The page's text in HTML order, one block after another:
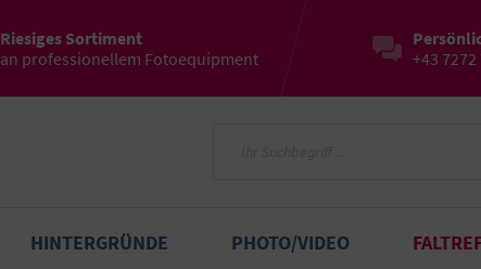
Riesiges Sortiment
an professionellem Fotoequipment
+43 7272
HINTERGRÜNDE PHOTO/VIDEO